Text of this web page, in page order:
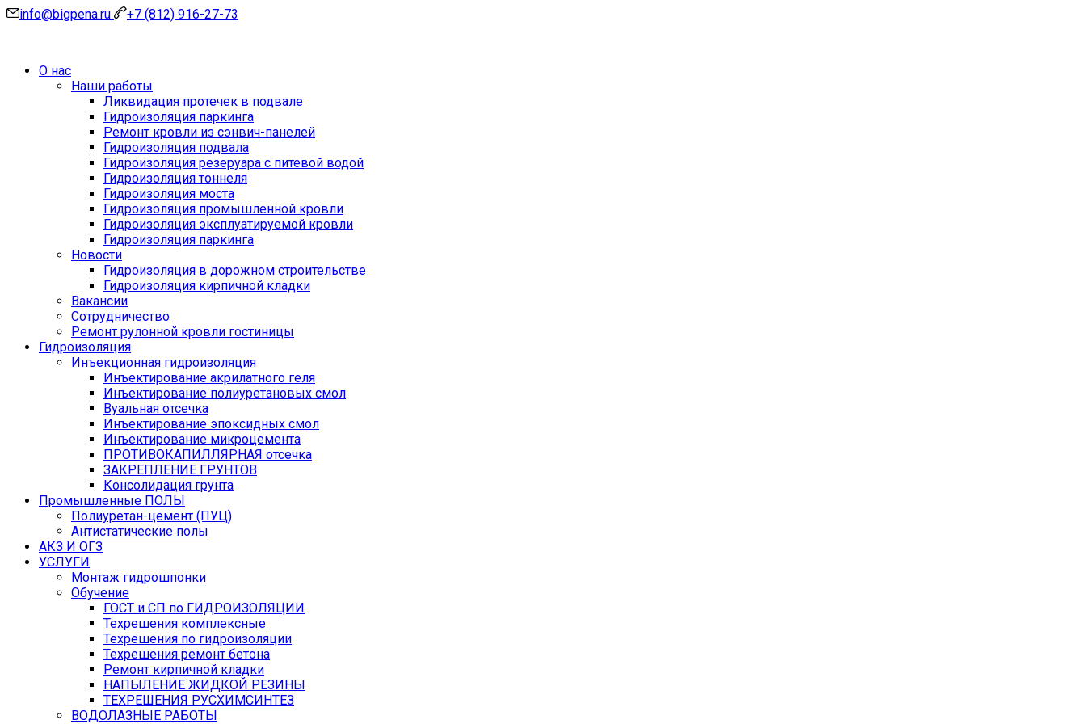
info@bigpena.ru +7 (812) 916-27-73
О нас
Наши работы
Ликвидация протечек в подвале
Гидроизоляция паркинга
Ремонт кровли из сэнвич-панелей
Гидроизоляция подвала
Гидроизоляция резеруара с питевой водой
Гидроизоляция тоннеля
Гидроизоляция моста
Гидроизоляция промышленной кровли
Гидроизоляция эксплуатируемой кровли
Гидроизоляция паркинга
Новости
Гидроизоляция в дорожном строительстве
Гидроизоляция кирпичной кладки
Вакансии
Сотрудничество
Ремонт рулонной кровли гостиницы
Гидроизоляция
Инъекционная гидроизоляция
Инъектирование акрилатного геля
Инъектирование полиуретановых смол
Вуальная отсечка
Инъектирование эпоксидных смол
Инъектирование микроцемента
ПРОТИВОКАПИЛЛЯРНАЯ отсечка
ЗАКРЕПЛЕНИЕ ГРУНТОВ
Консолидация грунта
Промышленные ПОЛЫ
Полиуретан-цемент (ПУЦ)
Антистатические полы
АКЗ И ОГЗ
УСЛУГИ
Монтаж гидрошпонки
Обучение
ГОСТ и СП по ГИДРОИЗОЛЯЦИИ
Техрешения комплексные
Техрешения по гидроизоляции
Техрешения ремонт бетона
Ремонт кирпичной кладки
НАПЫЛЕНИЕ ЖИДКОЙ РЕЗИНЫ
ТЕХРЕШЕНИЯ РУСХИМСИНТЕЗ
ВОДОЛАЗНЫЕ РАБОТЫ